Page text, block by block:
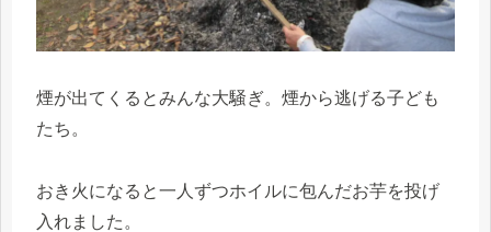
煙が出てくるとみんな大騒ぎ。煙から逃げる子ども
たち。
おき火になると一人ずつホイルに包んだお芋を投げ
入れました。